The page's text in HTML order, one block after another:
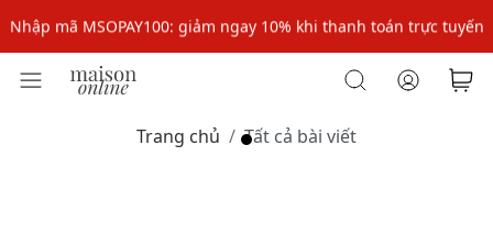
Nhập mã MSOPAY100: giảm ngay 10% khi thanh toán trực tuyến
Nhập mã: MSOXINCHAO - Giảm 10% đơn đầu cho thành viên mới!
Nhập mã: MSOXINCHAO - Giảm 10% đơn đầu cho thành viên mới!
Trang chủ Tất cả bài viết